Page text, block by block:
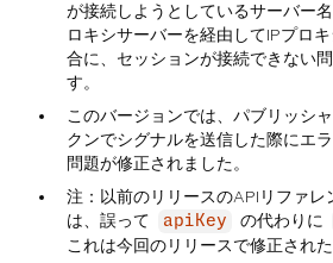
が接続しようとしているサーバー
ロキシサーバーを経由してIPプロ
合に、セッションが接続できない
す。
このバージョンでは、パブリッシ
クンでシグナルを送信した際にエ
問題が修正されました。
注：以前のリリースのAPIリファレ
は、誤って
apiKey の代わりに
これは今回のリリースで修正された